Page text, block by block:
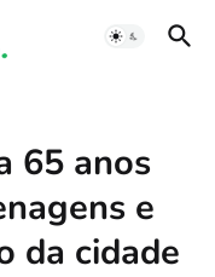
65 anos
e
da cidade